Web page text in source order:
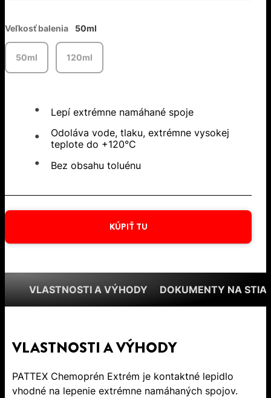
Veľkosť balenia 50ml
50ml 120ml
Lepí extrémne namáhané spoje
Odoláva vode, tlaku, extrémne vysokej
teplote do +120°C
Bez obsahu toluénu
KÚPIŤ TU
VLASTNOSTI A VÝHODY DOKUMENTY NA
VLASTNOSTI A VÝHODY
PATTEX Chemoprén Extrém je kontaktné lepidlo
vhodné na lepenie extrémne namáhaných spojov.